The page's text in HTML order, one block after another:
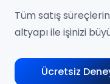
Tüm satış
altyapı ile işinizi
Ücretsiz